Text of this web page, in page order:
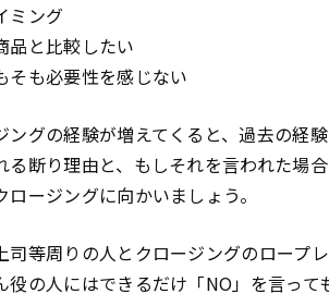
ミング
品と比較したい
そも必要性を感じない
ングの経験が増えてくると、過去の経
る断り理由と、もしそれを言われた場
ロージングに向かいましょう。
司等周りの人とクロージングのロープ
役の人にはできるだけ「NO」を言って